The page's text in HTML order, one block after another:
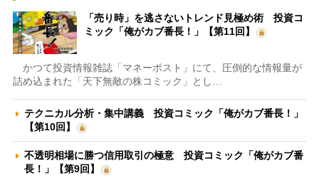
「売り時」を逃さないトレンド見極め術 投資コ
ミック「俺がカブ番長！」【第11回】
かつて投資情報雑誌「マネーポスト」にて、圧倒的な情報量が
詰め込まれた「天下無敵の株コミック」とし…
テクニカル分析・集中講義 投資コミック「俺がカブ番長！」
【第10回】
不透明相場に勝つ信用取引の極意 投資コミック「俺がカブ番
長！」【第9回】